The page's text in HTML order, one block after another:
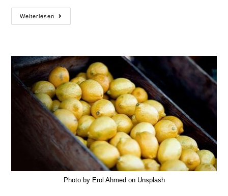
Weiterlesen
Photo by Erol Ahmed on Unsplash